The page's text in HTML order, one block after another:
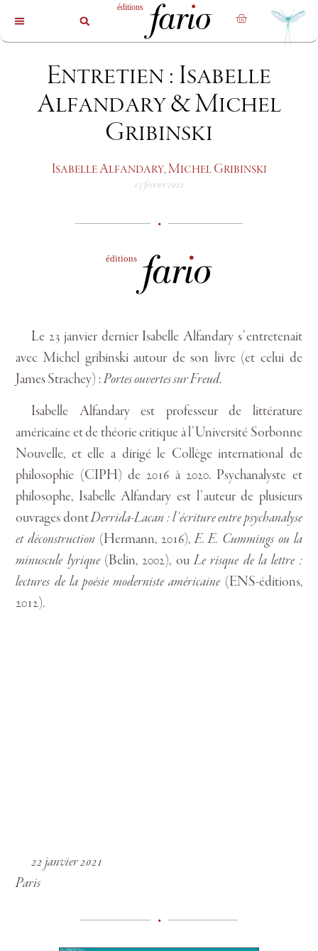
Entretien : Isabelle
Alfandary & Michel
Gribinski
Isabelle Alfandary, Michel Gribinski
13 février 2021
•
Le 23 janvier dernier Isabelle Alfandary s’entretenait
avec Michel gribinski autour de son livre (et celui de
James Strachey) :Portes ouvertes sur Freud.
Isabelle Alfandary est professeur de littérature
américaine et de théorie critique à l’Université Sorbonne
Nouvelle, et elle a dirigé le Collège international de
philosophie (CIPH) de 2016 à 2020. Psychanalyste et
philosophe, Isabelle Alfandary est l’auteur de plusieurs
ouvrages dontDerrida-Lacan : l’écriture entre psychanalyse
et déconstruction (Hermann, 2016),E. E. Cummings ou la
minuscule lyrique(Belin, 2002), ouLe risque de la lettre :
lectures de la poésie moderniste américaine(ENS-éditions,
2012).
22 janvier 2021
Paris
•